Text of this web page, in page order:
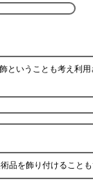
ということも考え利
品を飾り付けることも